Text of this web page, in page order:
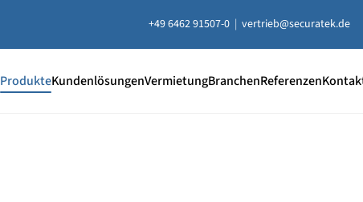
+49 6462 91507-0 | vertrieb@securatek.de
ProdukteKundenlösungenVermietungBranchenReferenzen